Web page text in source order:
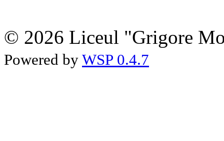
© 2026 Liceul "Grigore
Powered by WSP 0.4.7